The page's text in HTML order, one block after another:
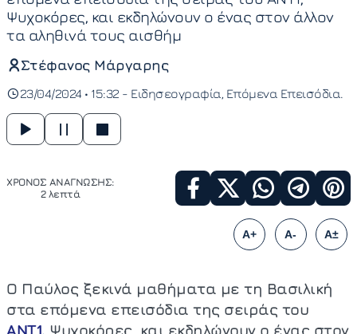
Ψυχοκόρες, και εκδηλώνουν ο ένας στον άλλον
τα αληθινά τους αισθήμ
Στέφανος Μάργαρης
23/04/2024 • 15:32 - Ειδησεογραφία Επόμενα Επεισόδια
ΧΡΟΝΟΣ ΑΝΑΓΝΩΣΗΣ:
2 λεπτά
A+ A- A±
Ο Παύλος ξεκινά μαθήματα με τη Βασιλική
στα επόμενα επεισόδια της σειράς του
ΑΝΤ1, Ψυχοκόρες, και εκδηλώνουν ο ένας στον